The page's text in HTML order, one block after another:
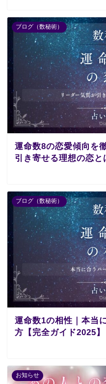
ブログ（数秘術）
運命数8の恋愛傾向を
引き寄せる理想の恋と
ブログ（数秘術）
運命数1の相性｜本当
方【完全ガイド2025】
お知らせ